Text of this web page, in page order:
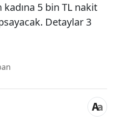
5 bin TL nakit
Detaylar 3